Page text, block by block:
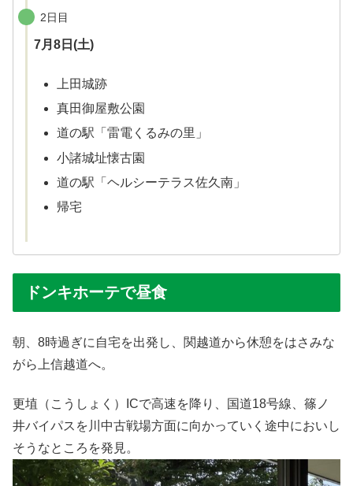
2日目
7月8日(土)
上田城跡
真田御屋敷公園
道の駅「雷電くるみの里」
小諸城址懐古園
道の駅「ヘルシーテラス佐久南」
帰宅
ドンキホーテで昼食
朝、8時過ぎに自宅を出発し、関越道から休憩をはさみな
がら上信越道へ。
更埴（こうしょく）ICで高速を降り、国道18号線、篠ノ
井バイパスを川中古戦場方面に向かっていく途中においし
そうなところを発見。